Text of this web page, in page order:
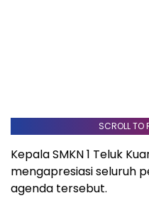
SCROLL TO
Kepala SMKN 1 Teluk
mengapresiasi seluruh
agenda tersebut.